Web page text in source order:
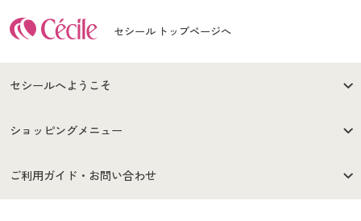
セシール トップページへ
セシールへようこそ
はじめての方へ
セシールご利用規約
ショッピングメニュー
商品カテゴリ
ご利用ガイド・お問い合わせ